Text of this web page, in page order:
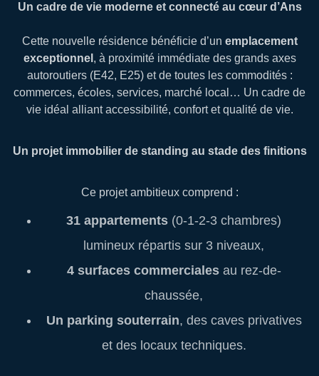
Un cadre de vie moderne et connecté au cœur d’Ans
Cette nouvelle résidence bénéficie d’un emplacement
exceptionnel , à proximité immédiate des grands axes
autoroutiers (E42, E25) et de toutes les commodités :
commerces, écoles, services, marché local… Un cadre de
vie idéal alliant accessibilité, confort et qualité de vie.
Un projet immobilier de standing au stade des finitions
Ce projet ambitieux comprend :
31 appartements (0-1-2-3 chambres)
lumineux répartis sur 3 niveaux,
4 surfaces commercialesau rez-de-
chaussée,
Un parking souterrain, des caves privatives
et des locaux techniques.